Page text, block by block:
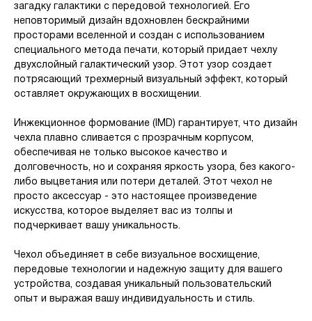
загадку галактики с передовой технологией. Его
неповторимый дизайн вдохновлен бескрайними
просторами вселенной и создан с использованием
специального метода печати, который придает чехлу
двухслойный галактический узор. Этот узор создает
потрясающий трехмерный визуальный эффект, который
оставляет окружающих в восхищении.
Инжекционное формование (IMD) гарантирует, что дизайн
чехла плавно сливается с прозрачным корпусом,
обеспечивая не только высокое качество и
долговечность, но и сохраняя яркость узора, без какого-
либо выцветания или потери деталей. Этот чехол не
просто аксессуар - это настоящее произведение
искусства, которое выделяет вас из толпы и
подчеркивает вашу уникальность.
Чехол объединяет в себе визуальное восхищение,
передовые технологии и надежную защиту для вашего
устройства, создавая уникальный пользовательский
опыт и выражая вашу индивидуальность и стиль.